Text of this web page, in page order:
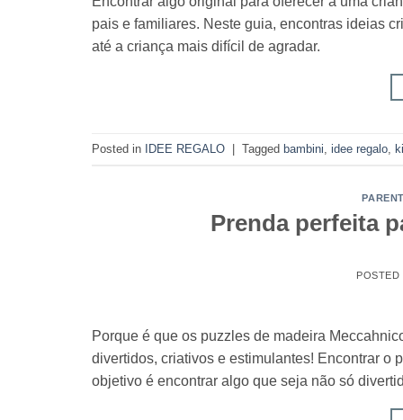
pais e familiares. Neste guia, encontras ideias
até a criança mais difícil de agradar.
Posted in IDEE REGALO | Tagged bambini idee regalo
Prenda perfeita
Porque é que os puzzles de madeira
divertidos, criativos e estimulantes! Encontrar o
objetivo é encontrar algo que seja não só